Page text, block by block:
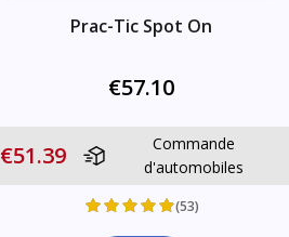
Prac-Tic Spot On
€57.10
€51.39
Commande
d'automobiles
(53)